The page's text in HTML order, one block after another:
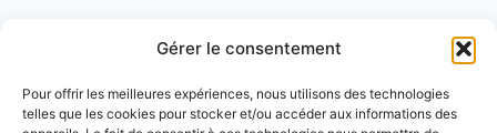
Gérer le consentement
Pour offrir les meilleures expériences, nous utilisons des technologies
telles que les cookies pour stocker et/ou accéder aux informations des
Mentions légales